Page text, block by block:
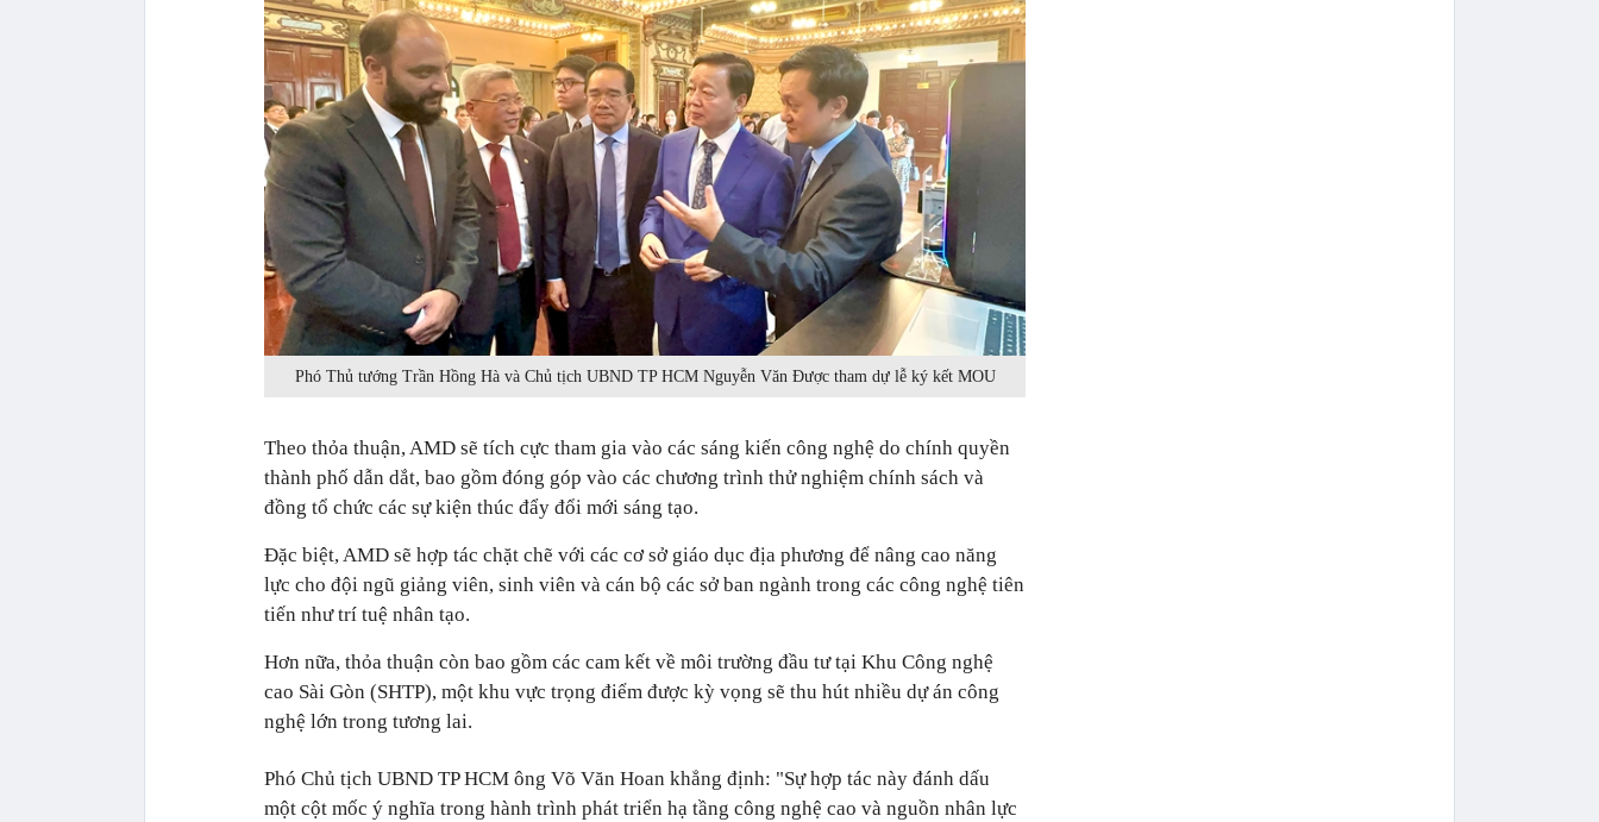
Phó Thủ tướng Trần Hồng Hà và Chủ tịch UBND TP HCM Nguyễn Văn Được tham dự lễ ký kết MOU
Theo thỏa thuận, AMD sẽ tích cực tham gia vào các sáng kiến công nghệ do chính quyền
thành phố dẫn dắt, bao gồm đóng góp vào các chương trình thử nghiệm chính sách và
đồng tổ chức các sự kiện thúc đẩy đổi mới sáng tạo.
Đặc biệt, AMD sẽ hợp tác chặt chẽ với các cơ sở giáo dục địa phương để nâng cao năng
lực cho đội ngũ giảng viên, sinh viên và cán bộ các sở ban ngành trong các công nghệ tiên
tiến như trí tuệ nhân tạo.
Hơn nữa, thỏa thuận còn bao gồm các cam kết về môi trường đầu tư tại Khu Công nghệ
cao Sài Gòn (SHTP), một khu vực trọng điểm được kỳ vọng sẽ thu hút nhiều dự án công
nghệ lớn trong tương lai.
Phó Chủ tịch UBND TP HCM ông Võ Văn Hoan khẳng định: "Sự hợp tác này đánh dấu
một cột mốc ý nghĩa trong hành trình phát triển hạ tầng công nghệ cao và nguồn nhân lực